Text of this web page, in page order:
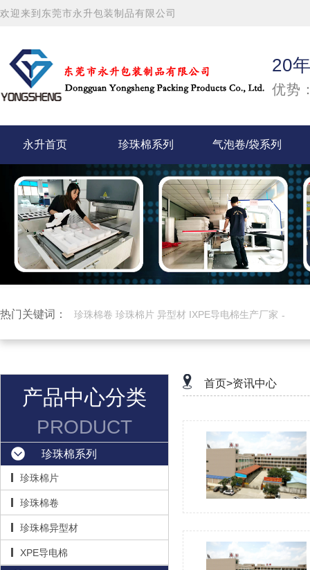
欢迎来到东莞市永升包装制品有限公司
20
优势
永升首页 珍珠棉系列 气泡卷/袋系列
热门关键词： 珍珠棉卷 珍珠棉片 异型材 IXPE导电棉生产厂家
产品中心分类
PRODUCT
珍珠棉系列
珍珠棉片
珍珠棉卷
珍珠棉异型材
XPE导电棉
首页>资讯中心